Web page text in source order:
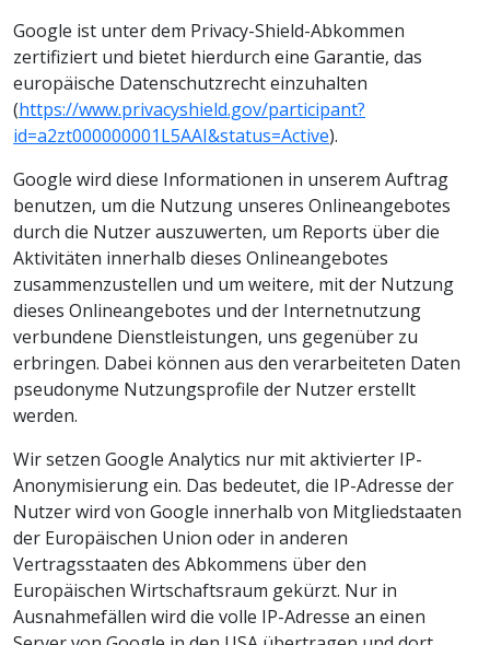
Google ist unter dem Privacy-Shield-Abkommen
zertifiziert und bietet hierdurch eine Garantie, das
europäische Datenschutzrecht einzuhalten
(https://www.privacyshield.gov/participant?
id=a2zt000000001L5AAI&status=Active).
Google wird diese Informationen in unserem Auftrag
benutzen, um die Nutzung unseres Onlineangebotes
durch die Nutzer auszuwerten, um Reports über die
Aktivitäten innerhalb dieses Onlineangebotes
zusammenzustellen und um weitere, mit der Nutzung
dieses Onlineangebotes und der Internetnutzung
verbundene Dienstleistungen, uns gegenüber zu
erbringen. Dabei können aus den verarbeiteten Daten
pseudonyme Nutzungsprofile der Nutzer erstellt
werden.
Wir setzen Google Analytics nur mit aktivierter IP-
Anonymisierung ein. Das bedeutet, die IP-Adresse der
Nutzer wird von Google innerhalb von Mitgliedstaaten
der Europäischen Union oder in anderen
Vertragsstaaten des Abkommens über den
Europäischen Wirtschaftsraum gekürzt. Nur in
Ausnahmefällen wird die volle IP-Adresse an einen